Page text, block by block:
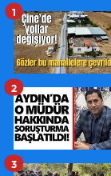
1
2
3